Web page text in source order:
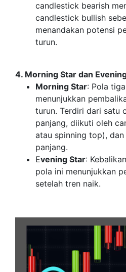
candlestick bearish
candlestick bullish
menandakan potensi
turun.
4. Morning Star dan
Morning Star: Pola
menunjukkan
turun. Terdiri dari satu
panjang, diikuti oleh
atau spinning top),
panjang.
Evening Star:
pola ini menunjukkan
setelah tren naik.